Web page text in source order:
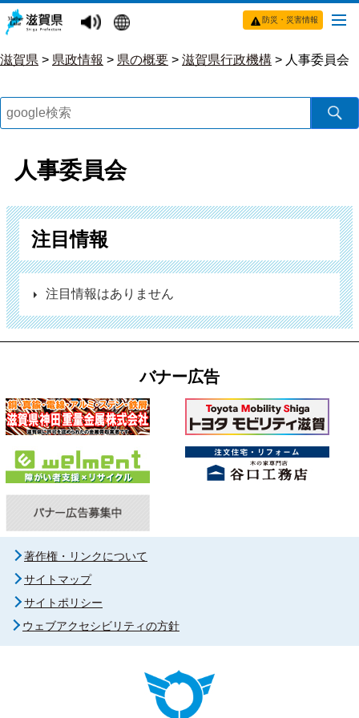
防災・災害情報
滋賀県 > 県政情報 > 県の概要 > 滋賀県行政機構 > 人事委員会
人事委員会
注目情報
注目情報はありません
バナー広告
著作権・リンクについて
サイトマップ
サイトポリシー
ウェブアクセシビリティの方針